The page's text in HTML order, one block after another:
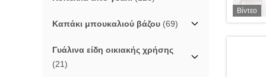
Καπάκι μπουκαλιού βάζου (69)
Γυάλινα είδη οικιακής χρήσης
(21)
Βίντεο